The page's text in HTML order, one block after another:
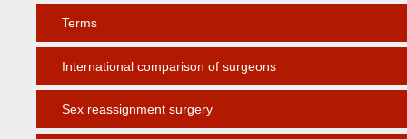
Terms
International comparison of surgeons
Sex reassignment surgery